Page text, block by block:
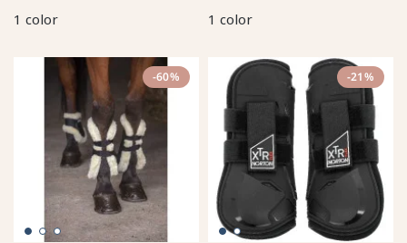
1 color
1 color
-60% -21%